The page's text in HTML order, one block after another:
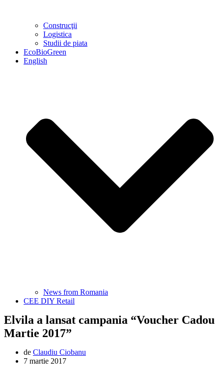
Construcţii
Logistica
Studii de piata
EcoBioGreen
English
News from Romania
CEE DIY Retail
Elvila a lansat campania “Voucher Cadou
Martie 2017”
de Claudiu Ciobanu
7 martie 2017